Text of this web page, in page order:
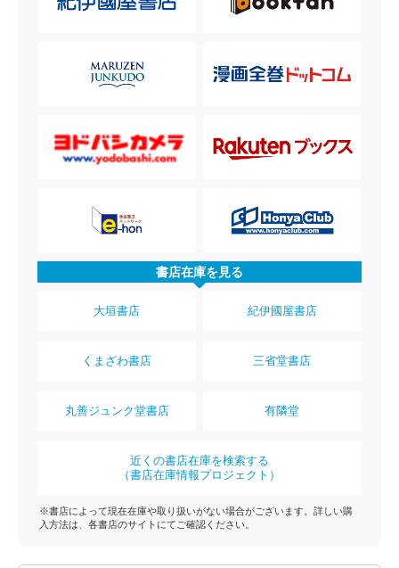
書店在庫を見る
大垣書店 紀伊國屋書店
くまざわ書店 三省堂書店
丸善ジュンク堂書店 有隣堂
近くの書店在庫を検索する
（書店在庫情報プロジェクト）
※書店によって現在在庫や取り扱いがない場合がございます。詳しい購
入方法は、各書店のサイトにてご確認ください。